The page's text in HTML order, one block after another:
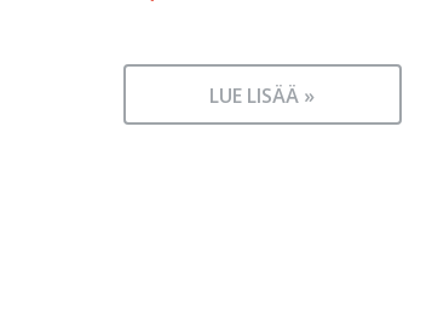
LUE LISÄÄ »